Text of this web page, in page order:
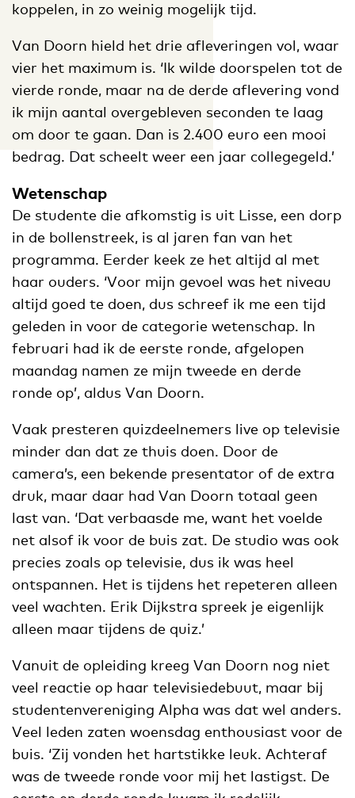
koppelen, in zo weinig mogelijk tijd.
Van Doorn hield het drie afleveringen vol, waar
vier het maximum is. ‘Ik wilde doorspelen tot de
vierde ronde, maar na de derde aflevering vond
ik mijn aantal overgebleven seconden te laag
om door te gaan. Dan is 2.400 euro een mooi
bedrag. Dat scheelt weer een jaar collegegeld.’
Wetenschap
De studente die afkomstig is uit Lisse, een dorp
in de bollenstreek, is al jaren fan van het
programma. Eerder keek ze het altijd al met
haar ouders. ‘Voor mijn gevoel was het niveau
altijd goed te doen, dus schreef ik me een tijd
geleden in voor de categorie wetenschap. In
februari had ik de eerste ronde, afgelopen
maandag namen ze mijn tweede en derde
ronde op’, aldus Van Doorn.
Vaak presteren quizdeelnemers live op televisie
minder dan dat ze thuis doen. Door de
camera’s, een bekende presentator of de extra
druk, maar daar had Van Doorn totaal geen
last van. ‘Dat verbaasde me, want het voelde
net alsof ik voor de buis zat. De studio was ook
precies zoals op televisie, dus ik was heel
ontspannen. Het is tijdens het repeteren alleen
veel wachten. Erik Dijkstra spreek je eigenlijk
alleen maar tijdens de quiz.’
Vanuit de opleiding kreeg Van Doorn nog niet
veel reactie op haar televisiedebuut, maar bij
studentenvereniging Alpha was dat wel anders.
Veel leden zaten woensdag enthousiast voor de
buis. ‘Zij vonden het hartstikke leuk. Achteraf
was de tweede ronde voor mij het lastigst. De